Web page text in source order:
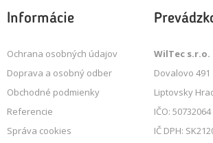
Informácie
Ochrana osobných údajov
Doprava a osobný odber
Obchodné podmienky
Referencie
Správa cookies
WilTec s.r.o.
Dovalovo 491
Liptovsky
IČO: 50732064
IČ DPH: